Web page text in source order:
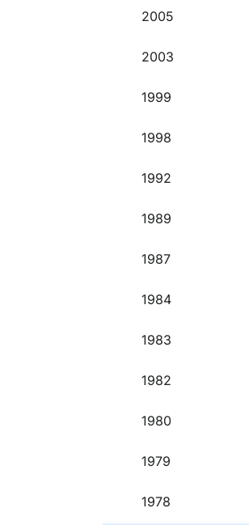
2005
2003
1999
1998
1992
1989
1987
1984
1983
1982
1980
1979
1978